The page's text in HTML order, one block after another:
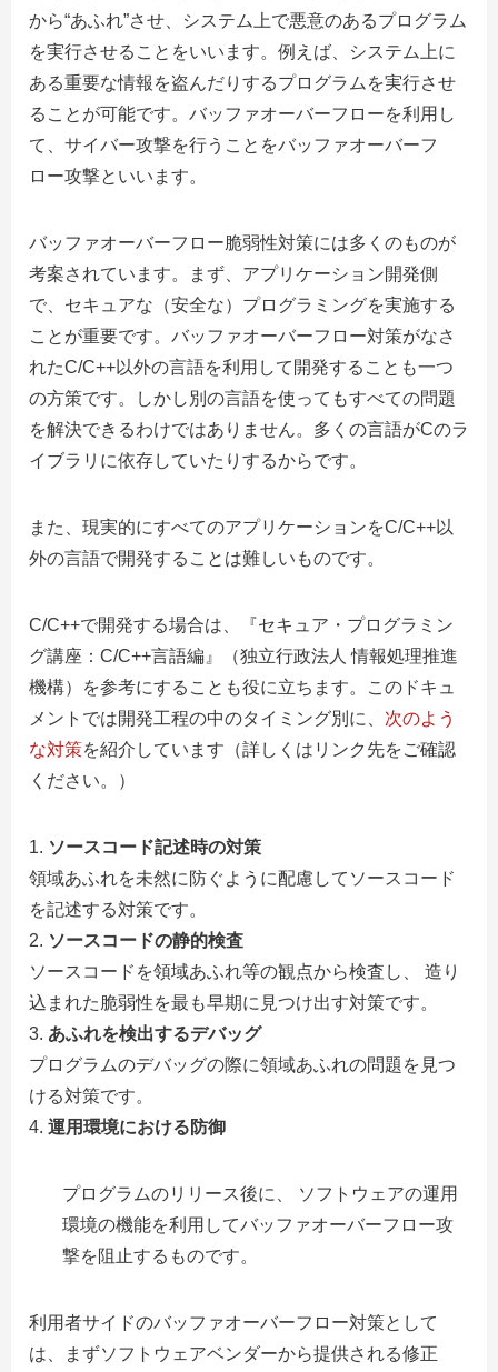
から“あふれ”させ、システム上で悪意のあるプログラム
を実行させることをいいます。例えば、システム上に
ある重要な情報を盗んだりするプログラムを実行させ
ることが可能です。バッファオーバーフローを利用し
て、サイバー攻撃を行うことをバッファオーバーフ
ロー攻撃といいます。
バッファオーバーフロー脆弱性対策には多くのものが
考案されています。まず、アプリケーション開発側
で、セキュアな（安全な）プログラミングを実施する
ことが重要です。バッファオーバーフロー対策がなさ
れたC/C++以外の言語を利用して開発することも一つ
の方策です。しかし別の言語を使ってもすべての問題
を解決できるわけではありません。多くの言語がCのラ
イブラリに依存していたりするからです。
また、現実的にすべてのアプリケーションをC/C++以
外の言語で開発することは難しいものです。
C/C++で開発する場合は、『セキュア・プログラミン
グ講座：C/C++言語編』（独立行政法人 情報処理推進
機構）を参考にすることも役に立ちます。このドキュ
メントでは開発工程の中のタイミング別に、 次のよう
な対策を紹介しています（詳しくはリンク先をご確認
ください。）
ソースコード記述時の対策
領域あふれを未然に防ぐように配慮してソースコード
を記述する対策です。
ソースコードの静的検査
ソースコードを領域あふれ等の観点から検査し、 造り
込まれた脆弱性を最も早期に見つけ出す対策です。
あふれを検出するデバッグ
プログラムのデバッグの際に領域あふれの問題を見つ
ける対策です。
運用環境における防御
プログラムのリリース後に、 ソフトウェアの運用
環境の機能を利用してバッファオーバーフロー攻
撃を阻止するものです。
利用者サイドのバッファオーバーフロー対策として
は、まずソフトウェアベンダーから提供される修正